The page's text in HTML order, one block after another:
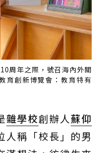
周年之際，號召海內外關
育創新博覽會：教育特有
雜學校創辦人蘇仰
人稱「校長」的男